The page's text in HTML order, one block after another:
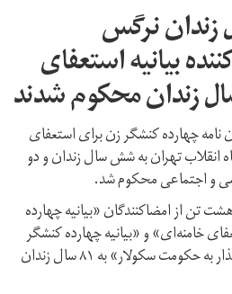
نرگس
امضاکننده بیانیه استعفای
چهارده کنشگر زن برای استعفای
از سوی شعبه ۲۶ دادگاه انقلاب تهران به شش سال زندان و دو
و اجتماعی محکوم شد.
تن از امضاکنندگان «بیانیه چهارده
خامنه‌ای» و «بیانیه چهارده کنشگر
زن برای استعفای خامنه‌ای و گذار به حکومت سکولار» به ۸۱ سال زندان